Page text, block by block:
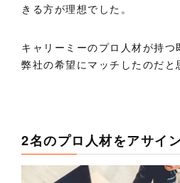
きる方が理想でした。
キャリーミーのプロ人材が持
弊社の希望にマッチしたのだと
2名のプロ人材をアサイ